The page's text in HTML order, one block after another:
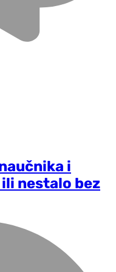
i
nestalo bez